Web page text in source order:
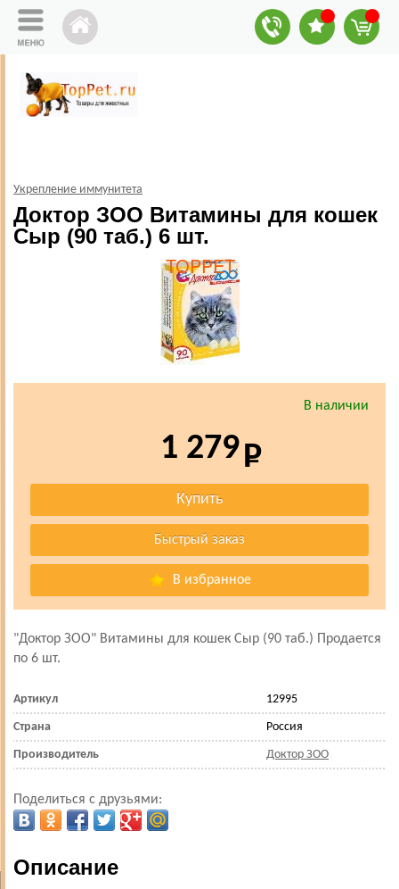
Укрепление иммунитета
Доктор ЗОО Витамины для кошек
Сыр (90 таб.) 6 шт.
В наличии
1 279
В избранное
"Доктор ЗОО" Витамины для кошек Сыр (90 таб.) Продается
по 6 шт.
Артикул 12995
Страна Россия
Производитель Доктор ЗОО
Поделиться с друзьями:
Описание